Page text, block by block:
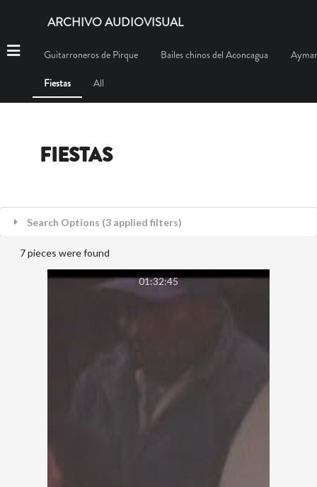
ARCHIVO AUDIOVISUAL
Guitarroneros de Pirque Bailes chinos del Aconcagua
Fiestas
All
FIESTAS
Search Options (3 applied filters)
7 pieces were found
01:32:45